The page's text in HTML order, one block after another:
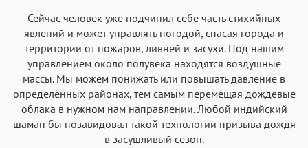
Сейчас человек уже подчинил себе часть стихийных
явлений и может управлять погодой, спасая города и
территории от пожаров, ливней и засухи. Под нашим
управлением около полувека находятся воздушные
массы. Мы можем понижать или повышать давление в
определённых районах, тем самым перемещая дождевые
облака в нужном нам направлении. Любой индийский
шаман бы позавидовал такой технологии призыва дождя
в засушливый сезон.